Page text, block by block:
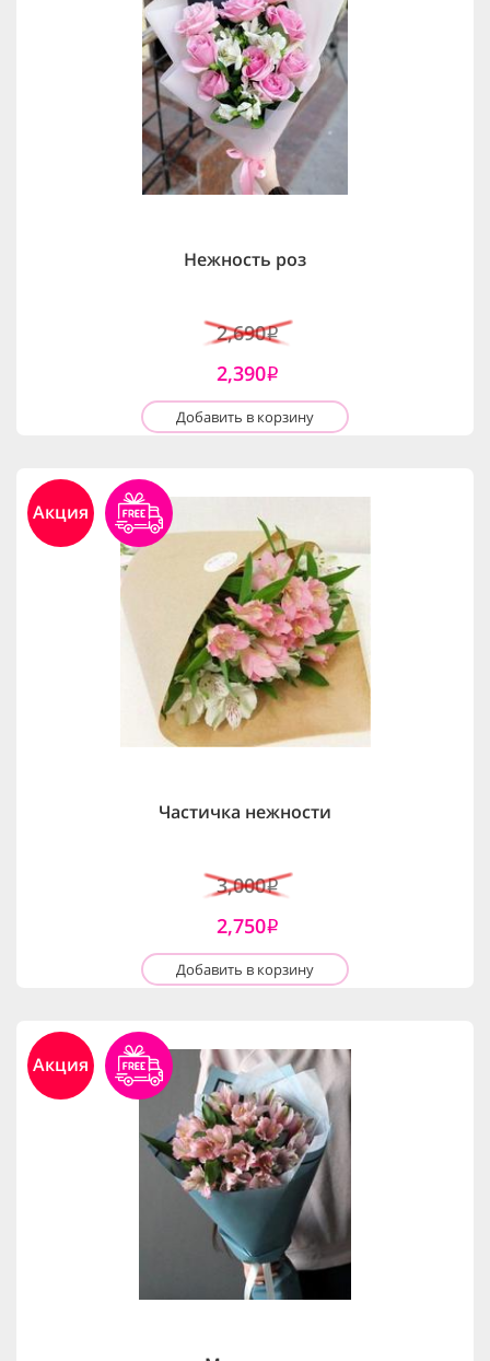
Нежность роз
2,690i
2,390i
Добавить в корзину
Акция
Частичка нежности
3,000i
2,750i
Добавить в корзину
Акция